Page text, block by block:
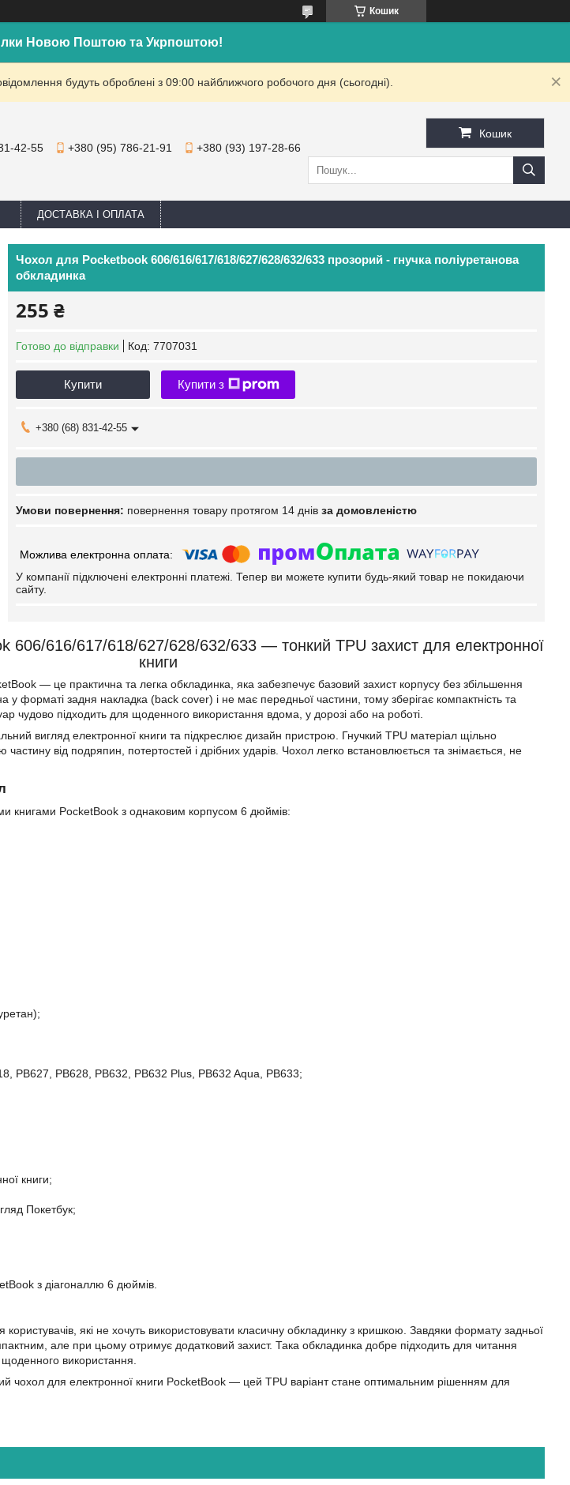
Кошик
Новою Поштою та Укрпоштою!
будуть оброблені з 09:00 найближчого робочого дня (сьогодні).
42-55 +380 (95) 786-21-91 +380 (93) 197-28-66
Кошик
ДОСТАВКА І ОПЛАТА
Чохол для Pocketbook 606/616/617/618/627/628/632/633 прозорий - гнучка поліуретанова
обкладинка
255 ₴
Готово до відправки Код: 7707031
Купити Купити з
+380 (68) 831-42-55
повернення товару протягом 14 днів за домовленістю
У компанії підключені електронні платежі. Тепер ви можете купити будь-який товар не покидаючи
сайту.
606/616/617/618/627/628/632/633 — тонкий TPU захист для електронної
книги
— це практична та легка обкладинка, яка забезпечує базовий захист корпусу без збільшення
у форматі задня накладка (back cover) і не має передньої частини, тому зберігає компактність та
чудово підходить для щоденного використання вдома, у дорозі або на роботі.
вигляд електронної книги та підкреслює дизайн пристрою. Гнучкий TPU матеріал щільно
частину від подряпин, потертостей і дрібних ударів. Чохол легко встановлюється та знімається, не
книгами PocketBook з однаковим корпусом 6 дюймів:
PB627, PB628, PB632, PB632 Plus, PB632 Aqua, PB633;
книги;
Покетбук;
з діагоналлю 6 дюймів.
які не хочуть використовувати класичну обкладинку з кришкою. Завдяки формату задньої
але при цьому отримує додатковий захист. Така обкладинка добре підходить для читання
використання.
чохол для електронної книги PocketBook — цей TPU варіант стане оптимальним рішенням для